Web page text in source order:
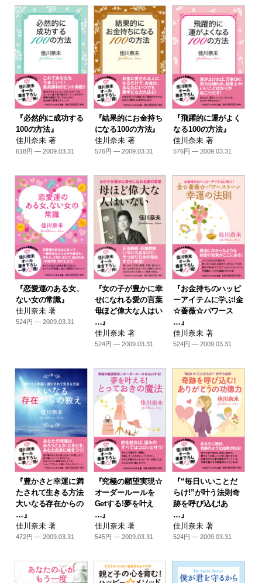
『必然的に成功する
100の方法』
佳川奈未 著
618円 — 2009.03.31
『結果的にお金持ち
になる100の方法』
佳川奈未 著
576円 — 2009.03.31
『飛躍的に運がよく
なる100の方法』
佳川奈未 著
576円 — 2009.03.31
『恋愛運のある女、
ない女の常識』
佳川奈未 著
524円 — 2009.03.31
『女の子が豊かに幸
せになれる愛の言葉
母ほど偉大な人はい
…』
佳川奈未 著
524円 — 2009.03.31
『お金持ちのハッピ
ーアイテムに学ぶ!金
☆薔薇☆パワース
…』
佳川奈未 著
524円 — 2009.03.31
『豊かさと幸運に満
たされて生きる方法
大いなる存在からの
…』
佳川奈未 著
472円 — 2009.03.31
『究極の願望実現☆
オーダールールを
Getする!夢を叶え
…』
佳川奈未 著
545円 — 2009.03.31
『“毎日いいことだ
らけ!”が叶う法則奇
跡を呼び込む!あ
…』
佳川奈未 著
524円 — 2009.03.31